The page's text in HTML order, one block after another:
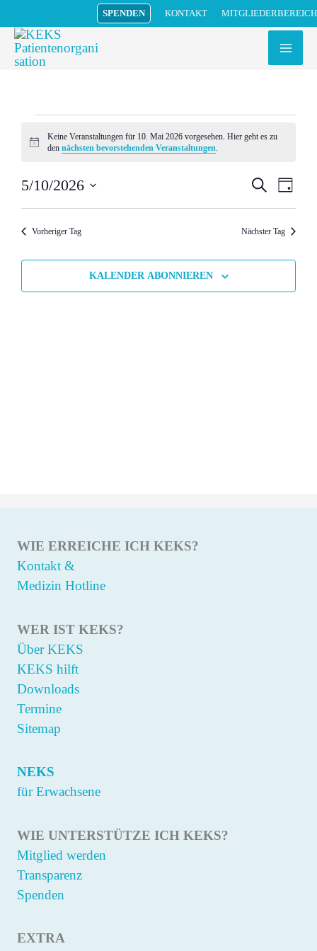
Inhalt
springen
SPENDEN KONTAKT MITGLIEDERBEREICH
für
Mai
Hinweis
Keine Veranstaltungen für 10. Mai 2026 vorgesehen. Hier geht es zu
den nächsten bevorstehenden Veranstaltungen.
SUCHE
TAG
5/10/2026
Datum
wählen.
Vorheriger Tag Nächster Tag
KALENDER ABONNIEREN
WIE ERREICHE ICH KEKS?
Kontakt &
Medizin Hotline
WER IST KEKS?
Über KEKS
KEKS hilft
Downloads
Termine
Sitemap
NEKS
für Erwachsene
WIE UNTERSTÜTZE ICH KEKS?
Mitglied werden
Transparenz
Spenden
EXTRA